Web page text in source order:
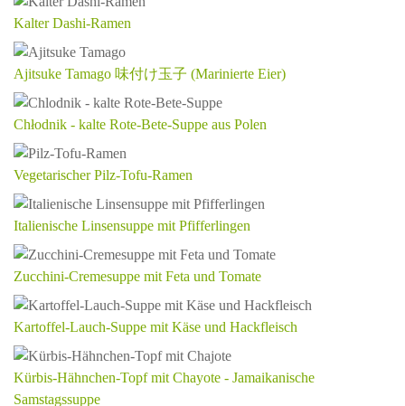
Kalter Dashi-Ramen
Ajitsuke Tamago 味付け玉子 (Marinierte Eier)
Chłodnik - kalte Rote-Bete-Suppe aus Polen
Vegetarischer Pilz-Tofu-Ramen
Italienische Linsensuppe mit Pfifferlingen
Zucchini-Cremesuppe mit Feta und Tomate
Kartoffel-Lauch-Suppe mit Käse und Hackfleisch
Kürbis-Hähnchen-Topf mit Chayote - Jamaikanische
Samstagssuppe